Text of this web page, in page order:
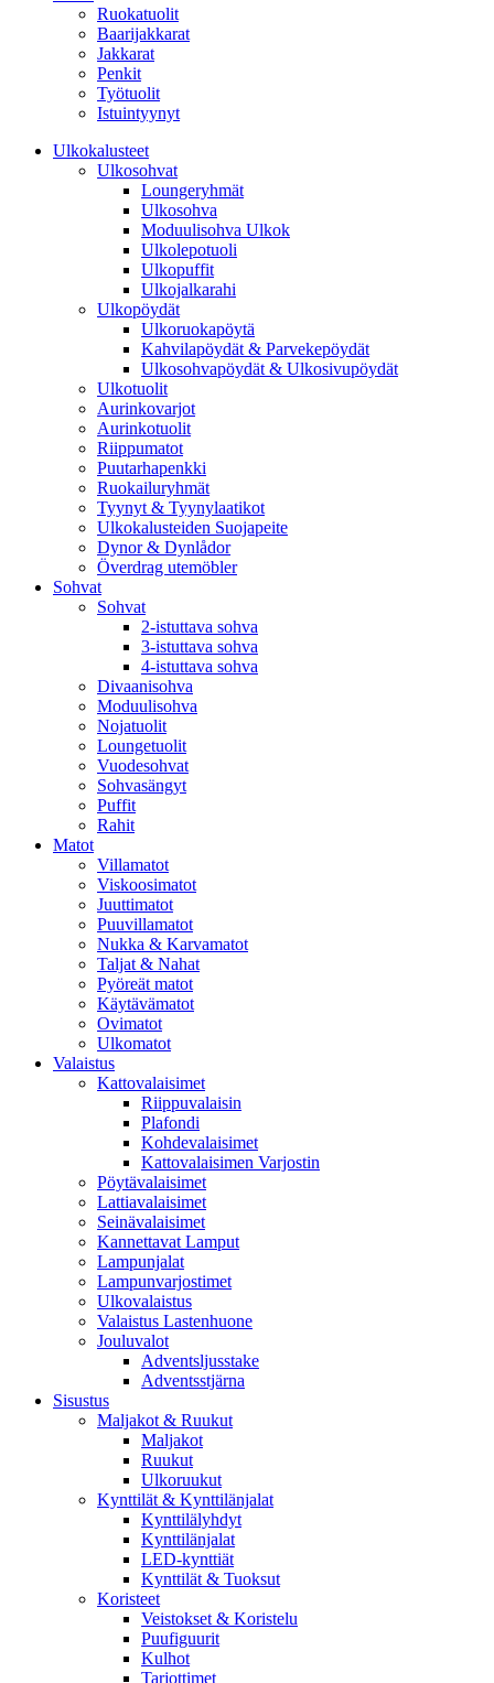
Ruokatuolit
Baarijakkarat
Jakkarat
Penkit
Työtuolit
Istuintyynyt
Ulkokalusteet
Ulkosohvat
Loungeryhmät
Ulkosohva
Moduulisohva Ulkok
Ulkolepotuoli
Ulkopuffit
Ulkojalkarahi
Ulkopöydät
Ulkoruokapöytä
Kahvilapöydät & Parvekepöydät
Ulkosohvapöydät & Ulkosivupöydät
Ulkotuolit
Aurinkovarjot
Aurinkotuolit
Riippumatot
Puutarhapenkki
Ruokailuryhmät
Tyynyt & Tyynylaatikot
Ulkokalusteiden Suojapeite
Dynor & Dynlådor
Överdrag utemöbler
Sohvat
Sohvat
2-istuttava sohva
3-istuttava sohva
4-istuttava sohva
Divaanisohva
Moduulisohva
Nojatuolit
Loungetuolit
Vuodesohvat
Sohvasängyt
Puffit
Rahit
Matot
Villamatot
Viskoosimatot
Juuttimatot
Puuvillamatot
Nukka & Karvamatot
Taljat & Nahat
Pyöreät matot
Käytävämatot
Ovimatot
Ulkomatot
Valaistus
Kattovalaisimet
Riippuvalaisin
Plafondi
Kohdevalaisimet
Kattovalaisimen Varjostin
Pöytävalaisimet
Lattiavalaisimet
Seinävalaisimet
Kannettavat Lamput
Lampunjalat
Lampunvarjostimet
Ulkovalaistus
Valaistus Lastenhuone
Jouluvalot
Adventsljusstake
Adventsstjärna
Sisustus
Maljakot & Ruukut
Maljakot
Ruukut
Ulkoruukut
Kynttilät & Kynttilänjalat
Kynttilälyhdyt
Kynttilänjalat
LED-kynttiät
Kynttilät & Tuoksut
Koristeet
Veistokset & Koristelu
Puufiguurit
Kulhot
Tarjottimet